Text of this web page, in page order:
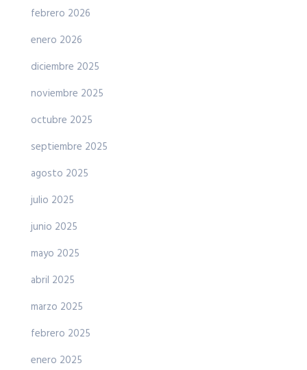
febrero 2026
enero 2026
diciembre 2025
noviembre 2025
octubre 2025
septiembre 2025
agosto 2025
julio 2025
junio 2025
mayo 2025
abril 2025
marzo 2025
febrero 2025
enero 2025